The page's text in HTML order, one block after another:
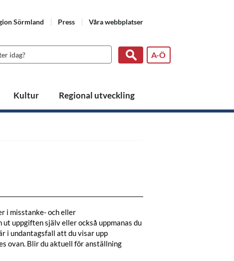
Sörmland Press Våra webbplatser
A-Ö
Kultur Regional utveckling
i misstanke- och eller
uppgiften själv eller också uppmanas du
i undantagsfall att du visar upp
ovan. Blir du aktuell för anställning